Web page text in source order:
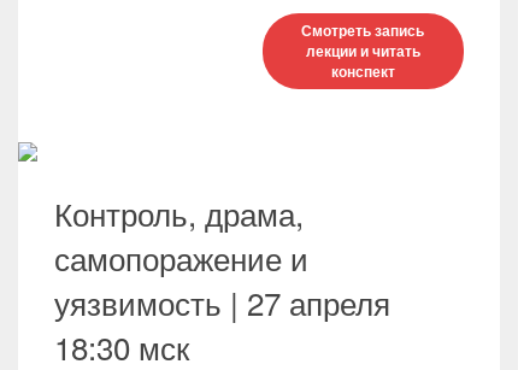
Смотреть запись
лекции и читать
конспект
Контроль, драма,
самопоражение и
уязвимость | 27 апреля
18:30 мск